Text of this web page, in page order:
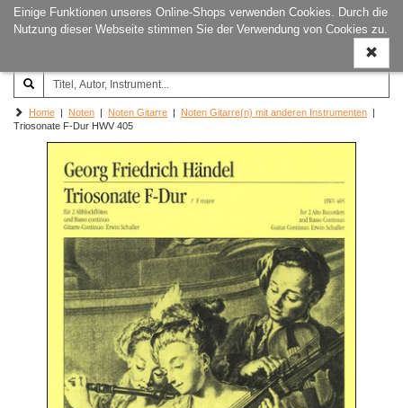
Einige Funktionen unseres Online-Shops verwenden Cookies. Durch die
Nutzung dieser Webseite stimmen Sie der Verwendung von Cookies zu.
ein-/
Joachim‐Trekel‐Musikverlag,
Hamburg
Home | Noten | Noten Gitarre | Noten Gitarre(n) mit anderen Instrumenten |
Triosonate F-Dur HWV 405